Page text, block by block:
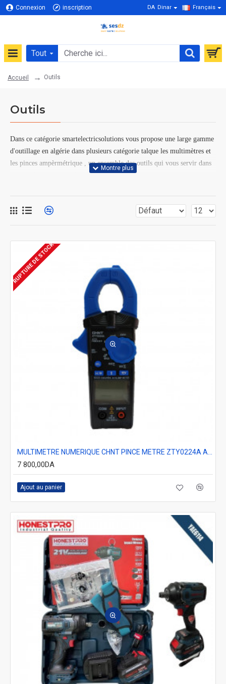
Connexion inscription DA Dinar Français
Tout
Accueil Outils
Outils
Dans ce catégorie smartelectricsolutions vous propose une large gamme
d'outillage en algérie dans plusieurs catégorie talque les multimètres et
les pinces ampèrmétrique , un ensemble des outils qui vous servir dans
votre métier en tant qu'un électricien
RUPTURE DE STOCK
7 800,00DA
Ajout au panier